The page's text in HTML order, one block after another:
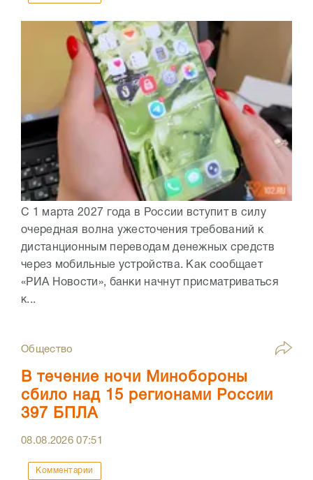
С 1 марта 2027 года в России вступит в силу
очередная волна ужесточения требований к
дистанционным переводам денежных средств
через мобильные устройства. Как сообщает
«РИА Новости», банки начнут присматриваться
к...
Общество
В течение ночи Минобороны
сбило над 15 регионами России
397 БПЛА
08.08.202607:51
Комментарии